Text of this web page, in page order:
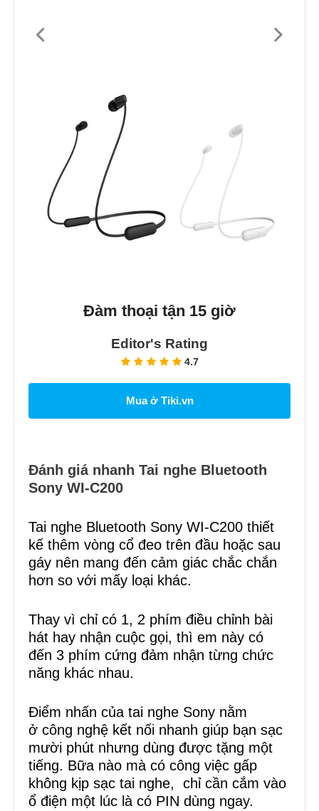
Đàm thoại tận 15 giờ
Editor's Rating
4.7
Mua ở Tiki.vn
Đánh giá nhanh Tai nghe Bluetooth
Sony WI-C200
Tai nghe Bluetooth Sony WI-C200 thiết
kế thêm vòng cổ đeo trên đầu hoặc sau
gáy nên mang đến cảm giác chắc chắn
hơn so với mấy loại khác.
Thay vì chỉ có 1, 2 phím điều chỉnh bài
hát hay nhận cuộc gọi, thì em này có
đến 3 phím cứng đảm nhận từng chức
năng khác nhau.
Điểm nhấn của tai nghe Sony nằm
ở công nghệ kết nối nhanh giúp bạn sạc
mười phút nhưng dùng được tặng một
tiếng. Bữa nào mà có công việc gấp
không kịp sạc tai nghe, chỉ cần cắm vào
ổ điện một lúc là có PIN dùng ngay.